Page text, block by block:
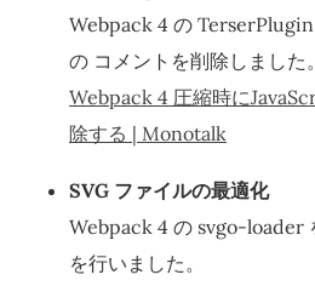
Webpack 4 の
の コメントを削除しました。
Webpack 4 圧縮時に
除する | Monotalk
SVG ファイルの最適化
Webpack 4 の svgo-loader
を行いました。